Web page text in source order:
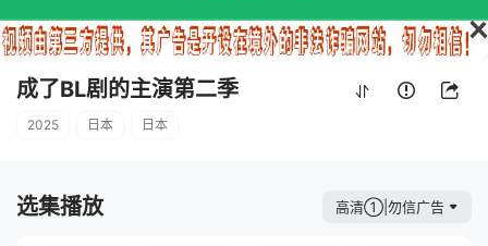
成了BL剧的主演第二季
2025 日本 日本
选集播放 高清①|勿信广告